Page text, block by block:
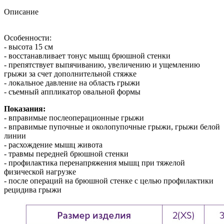
Описание
Особенности:
- высота 15 см
- восстанавливает тонус мышц брюшной стенки
- препятствует выпячиванию, увеличению и ущемлению
грыжи за счет дополнительной стяжке
- локальное давление на область грыжи
- съемный аппликатор овальной формы
Показания:
- вправимые послеоперационные грыжи
- вправимые пупочные и околопупочные грыжи, грыжи белой
линии
- расхождение мышц живота
- травмы передней брюшной стенки
- профилактика перенапряжения мышц при тяжелой
физической нагрузке
- после операций на брюшной стенке с целью профилактики
рецидива грыжи